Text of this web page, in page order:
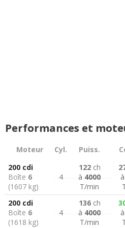
Performances et
Moteur Cyl. Puiss.
200 cdi
Boîte 6
(1607 kg)
4
122ch
à 4000
T/min
à
200 cdi
Boîte 6
(1618 kg)
4
136ch
à 4000
T/min
à